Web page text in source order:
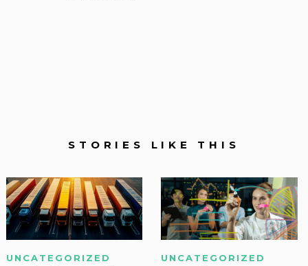
STORIES LIKE THIS
UNCATEGORIZED UNCATEGORIZED